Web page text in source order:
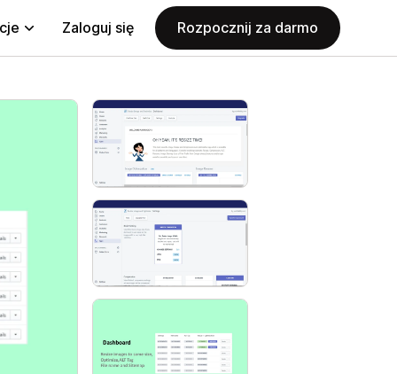
Zaloguj się Rozpocznij za darmo